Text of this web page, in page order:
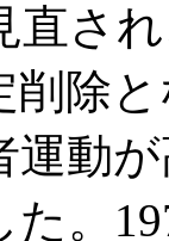
直さ
削除
運動
た。